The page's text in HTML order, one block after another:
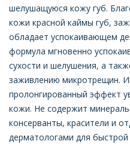
шелушащуюся кожу губ.
кожи красной каймы губ,
обладает успокаивающем
формула мгновенно
сухости и шелушения, а
заживлению микротрещин.
пролонгированный эффект
кожи. Не содержит
консерванты, красители и
дерматологами для